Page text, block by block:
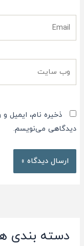
دسته بندی
ذخیره نام، ایمیل
دیدگاهی می‌نویسم.